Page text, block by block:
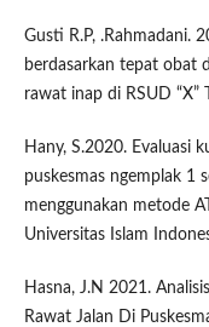
Gusti R.P, .Rahmadani.
berdasarkan tepat obat
rawat inap di RSUD “X”
Hany, S.2020. Evaluasi
puskesmas ngemplak 1
menggunakan metode
Universitas Islam
Hasna, J.N 2021.
Rawat Jalan Di